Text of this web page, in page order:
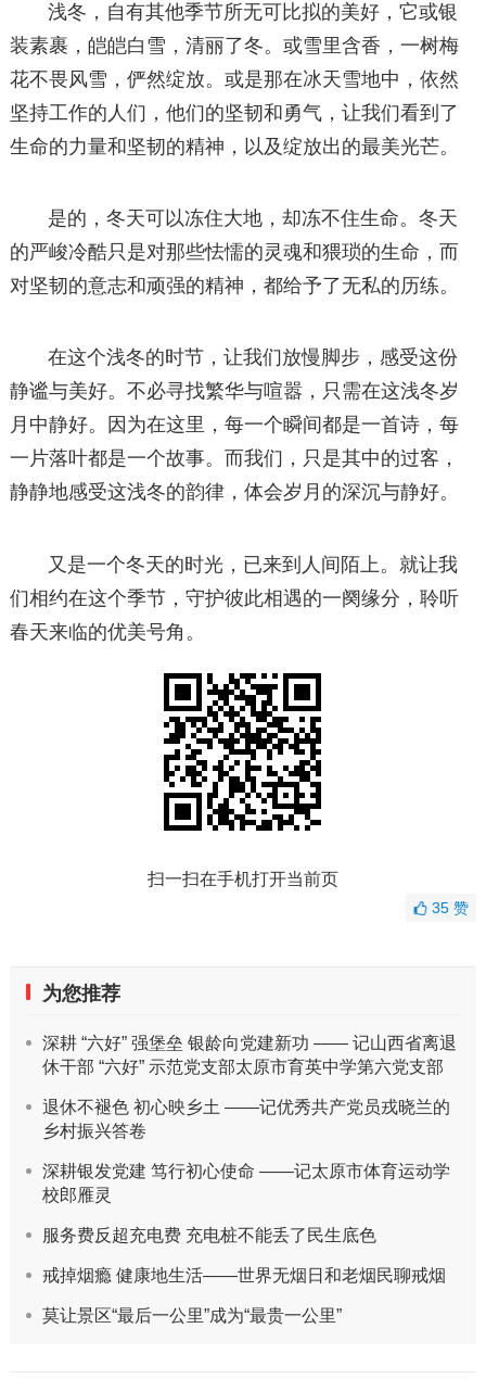
浅冬，自有其他季节所无可比拟的美好，它或银
装素裹，皑皑白雪，清丽了冬。或雪里含香，一树梅
花不畏风雪，俨然绽放。或是那在冰天雪地中，依然
坚持工作的人们，他们的坚韧和勇气，让我们看到了
生命的力量和坚韧的精神，以及绽放出的最美光芒。
是的，冬天可以冻住大地，却冻不住生命。冬天
的严峻冷酷只是对那些怯懦的灵魂和猥琐的生命，而
对坚韧的意志和顽强的精神，都给予了无私的历练。
在这个浅冬的时节，让我们放慢脚步，感受这份
静谧与美好。不必寻找繁华与喧嚣，只需在这浅冬岁
月中静好。因为在这里，每一个瞬间都是一首诗，每
一片落叶都是一个故事。而我们，只是其中的过客，
静静地感受这浅冬的韵律，体会岁月的深沉与静好。
又是一个冬天的时光，已来到人间陌上。就让我
们相约在这个季节，守护彼此相遇的一阕缘分，聆听
春天来临的优美号角。
扫一扫在手机打开当前页
35赞
为您推荐
深耕 “六好” 强堡垒 银龄向党建新功 —— 记山西省离退
休干部 “六好” 示范党支部太原市育英中学第六党支部
退休不褪色 初心映乡土 ——记优秀共产党员戎晓兰的
乡村振兴答卷
深耕银发党建 笃行初心使命 ——记太原市体育运动学
校郎雁灵
服务费反超充电费 充电桩不能丢了民生底色
戒掉烟瘾 健康地生活——世界无烟日和老烟民聊戒烟
莫让景区“最后一公里”成为“最贵一公里”